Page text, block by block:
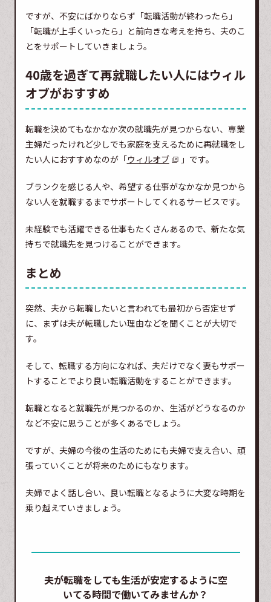
ですが、不安にばかりならず「転職活動が終わったら」
「転職が上手くいったら」と前向きな考えを持ち、夫のこ
とをサポートしていきましょう。
40歳を過ぎて再就職したい人にはウィル
オブがおすすめ
転職を決めてもなかなか次の就職先が見つからない、専業
主婦だったけれど少しでも家庭を支えるために再就職をし
たい人におすすめなのが「ウィルオブ 」です。
ブランクを感じる人や、希望する仕事がなかなか見つから
ない人を就職するまでサポートしてくれるサービスです。
未経験でも活躍できる仕事もたくさんあるので、新たな気
持ちで就職先を見つけることができます。
まとめ
突然、夫から転職したいと言われても最初から否定せず
に、まずは夫が転職したい理由などを聞くことが大切で
す。
そして、転職する方向になれば、夫だけでなく妻もサポー
トすることでより良い転職活動をすることができます。
転職となると就職先が見つかるのか、生活がどうなるのか
など不安に思うことが多くあるでしょう。
ですが、夫婦の今後の生活のためにも夫婦で支え合い、頑
張っていくことが将来のためにもなります。
夫婦でよく話し合い、良い転職となるように大変な時期を
乗り越えていきましょう。
夫が転職をしても生活が安定するように空
いてる時間で働いてみませんか？